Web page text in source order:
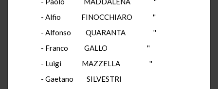
- Alfio FINOCCHIARO ''
- Alfonso QUARANTA ''
- Franco GALLO ''
- Luigi MAZZELLA ''
- Gaetano SILVESTRI